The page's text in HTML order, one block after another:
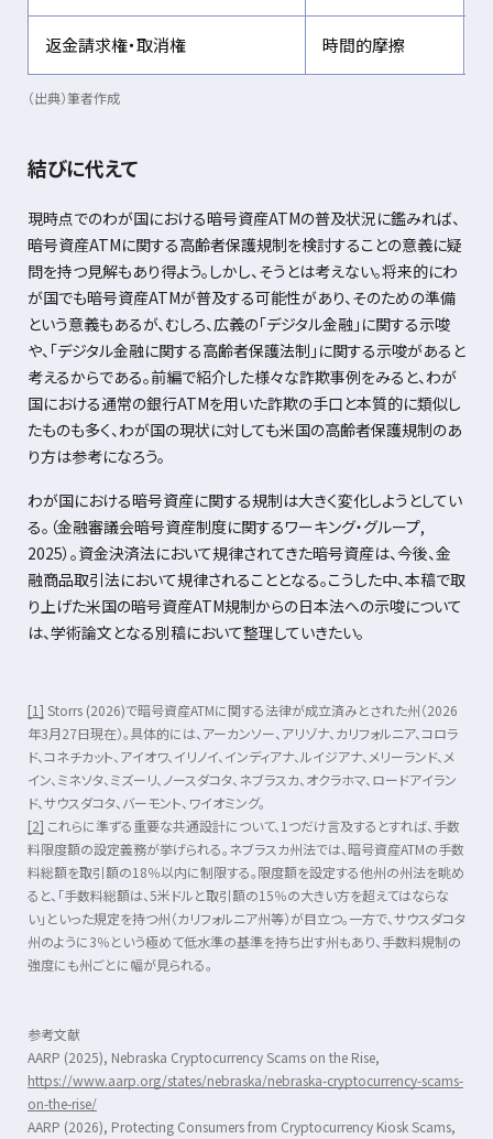
返金請求権・取消権 時間的摩擦
（出典）筆者作成
結びに代えて
現時点でのわが国における暗号資産ATMの普及状況に鑑みれば、
暗号資産ATMに関する高齢者保護規制を検討することの意義に疑
問を持つ見解もあり得よう。しかし、そうとは考えない。将来的にわ
が国でも暗号資産ATMが普及する可能性があり、そのための準備
という意義もあるが、むしろ、広義の「デジタル金融」に関する示唆
や、「デジタル金融に関する高齢者保護法制」に関する示唆があると
考えるからである。前編で紹介した様々な詐欺事例をみると、わが
国における通常の銀行ATMを用いた詐欺の手口と本質的に類似し
たものも多く、わが国の現状に対しても米国の高齢者保護規制のあ
り方は参考になろう。
わが国における暗号資産に関する規制は大きく変化しようとしてい
る。（金融審議会暗号資産制度に関するワーキング・グループ,
2025）。資金決済法において規律されてきた暗号資産は、今後、金
融商品取引法において規律されることとなる。こうした中、本稿で取
り上げた米国の暗号資産ATM規制からの日本法への示唆について
は、学術論文となる別稿において整理していきたい。
[1] Storrs (2026)で暗号資産ATMに関する法律が成立済みとされた州（2026
年3月27日現在）。具体的には、アーカンソー、アリゾナ、カリフォルニア、コロラ
ド、コネチカット、アイオワ、イリノイ、インディアナ、ルイジアナ、メリーランド、メ
イン、ミネソタ、ミズーリ、ノースダコタ、ネブラスカ、オクラホマ、ロードアイラン
ド、サウスダコタ、バーモント、ワイオミング。
[2] これらに準ずる重要な共通設計について、 1 つだけ言及するとすれば、手数
料限度額の設定義務が挙げられる。ネブラスカ州法では、暗号資産ATMの手数
料総額を取引額の18％以内に制限する。限度額を設定する他州の州法を眺め
ると、「手数料総額は、5米ドルと取引額の15％の大きい方を超えてはならな
い」といった規定を持つ州（カリフォルニア州等）が目立つ。一方で、サウスダコタ
州のように3％という極めて低水準の基準を持ち出す州もあり、手数料規制の
強度にも州ごとに幅が見られる。
参考文献
AARP (2025), Nebraska Cryptocurrency Scams on the Rise,
https://www.aarp.org/states/nebraska/nebraska-cryptocurrency-scams-
on-the-rise/
AARP (2026), Protecting Consumers from Cryptocurrency Kiosk Scams,